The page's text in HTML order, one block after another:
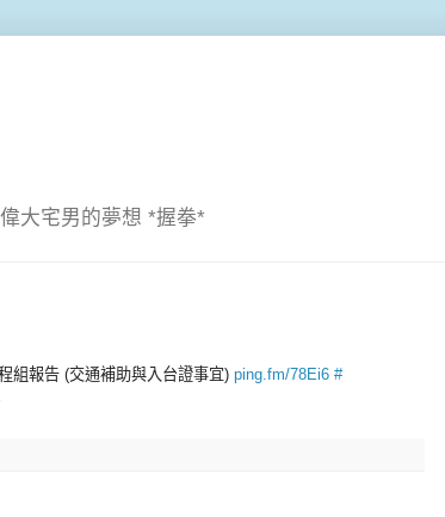
大宅男的夢想 *握拳*
組報告 (交通補助與入台證事宜) ping.fm/78Ei6 #